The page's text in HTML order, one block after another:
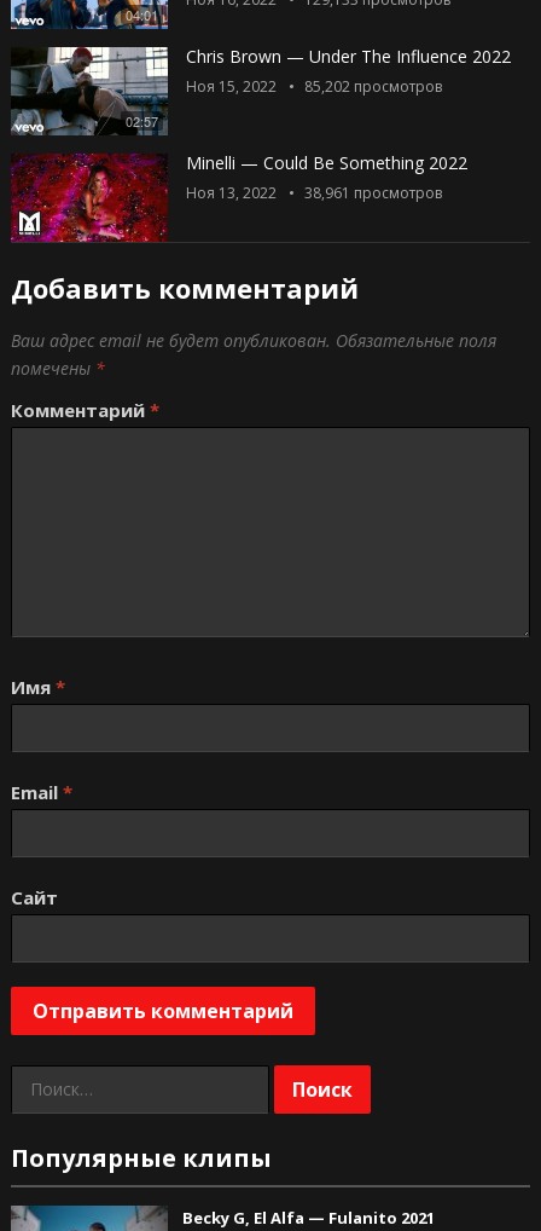
04:01
02:57
Chris Brown — Under The Influence 2022
Ноя 15, 2022 85,202просмотров
Minelli — Could Be Something 2022
Ноя 13, 2022 38,961 просмотров
Добавить комментарий
Ваш адрес email не будет опубликован. Обязательные поля
помечены *
Комментарий *
Имя *
Email *
Сайт
Найти:
Популярные клипы
Becky G, El Alfa — Fulanito 2021